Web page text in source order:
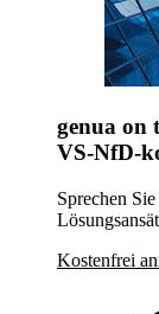
genua on
VS-NfD-
Sprechen
Kostenfrei